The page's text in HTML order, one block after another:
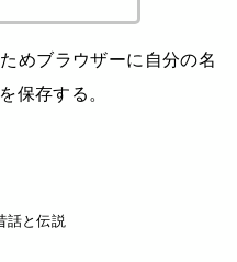
めブラウザーに自分の名
保存する。
話と伝説